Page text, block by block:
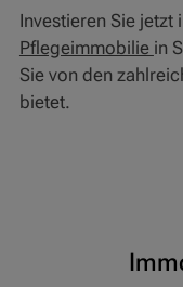
Investieren Sie jetzt
Pflegeimmobilie in
Sie von den
bietet.